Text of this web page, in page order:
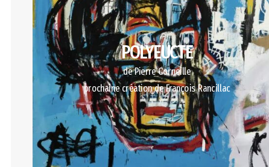
POLYEUCTE
de Pierre Corneille
prochaine création de François Rancillac